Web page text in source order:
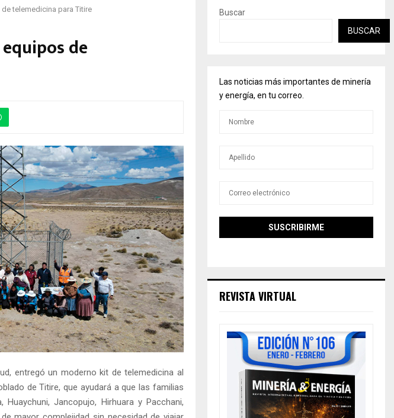
telemedicina para Titire
de
entregó un moderno kit de telemedicina al
de Titire, que ayudará a que las familias
Jancopujo, Hirhuara y Pacchani,
Buscar
BUSCAR
Las noticias más importantes de minería
y energía, en tu correo.
REVISTA VIRTUAL